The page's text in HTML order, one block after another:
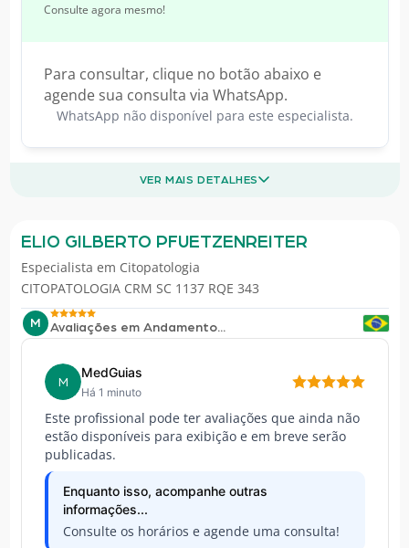
Consulte agora mesmo!
Para consultar, clique no botão abaixo e
agende sua consulta via WhatsApp.
WhatsApp não disponível para este especialista.
VER MAIS DETALHES
ELIO GILBERTO PFUETZENREITER
Especialista em Citopatologia
CITOPATOLOGIA CRM SC 1137 RQE 343
M Avaliações em Andamento...
M
MedGuias
Há 1 minuto
Este profissional pode ter avaliações que ainda não
estão disponíveis para exibição e em breve serão
publicadas.
Enquanto isso, acompanhe outras
informações...
Consulte os horários e agende uma consulta!